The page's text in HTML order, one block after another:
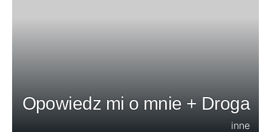
Opowiedz mi o mnie + Droga
inne